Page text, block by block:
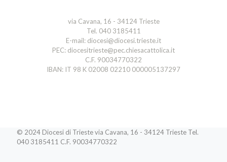
via Cavana, 16 - 34124 Trieste
Tel. 040 3185411
E-mail: diocesi@diocesi.trieste.it
PEC: diocesitrieste@pec.chiesacattolica.it
C.F. 90034770322
IBAN: IT 98 K 02008 02210 000005137297
© 2024 Diocesi di Trieste via Cavana, 16 - 34124 Trieste Tel.
040 3185411 C.F. 90034770322